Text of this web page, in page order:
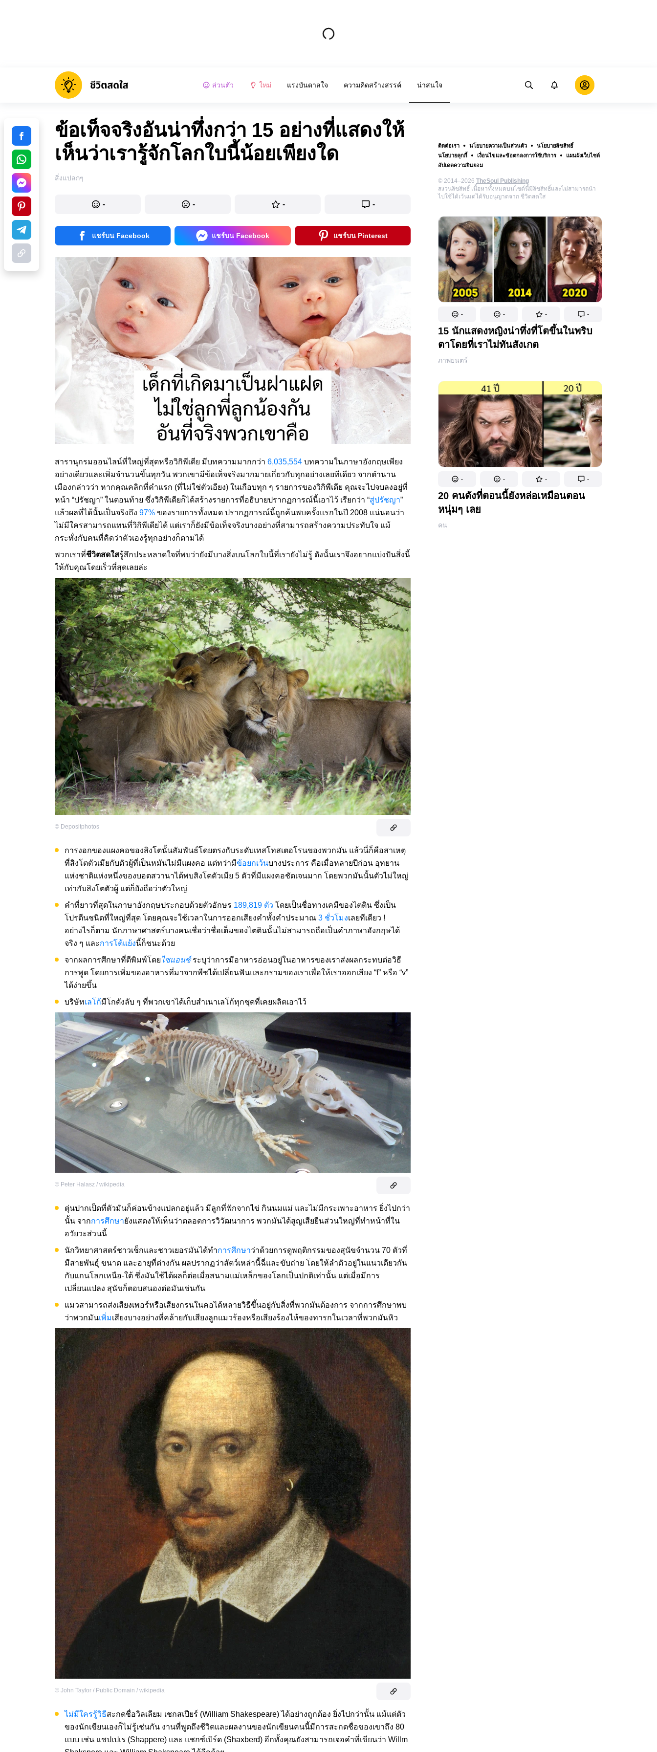
ส่วนตัว ใหม่ แรงบันดาลใจ ความคิดสร้างสรรค์ น่าสนใจ
ติดต่อเรา นโยบายความเป็นส่วนตัว
นโยบายลิขสิทธิ์
นโยบายคุกกี้
เงื่อนไขและข้อตกลงการใช้บริการ
แผนผังเว็บไซต์
อัปเดตความยินยอม
© 2014–2026 TheSoul Publishing
สงวนลิขสิทธิ์ เนื้อหาทั้งหมดบนไซต์นี้มีลิขสิทธิ์และไม่สามารถนำ
ไปใช้ได้เว้นแต่ได้รับอนุญาตจาก ชีวิตสดใส
- - - -
15 นักแสดงหญิงน่าทึ่งที่โตขึ้นในพริบ
ตาโดยที่เราไม่ทันสังเกต
ภาพยนตร์
- - - -
20 คนดังที่ตอนนี้ยังหล่อเหมือนตอน
หนุ่มๆ เลย
คน
ข้อเท็จจริงอันน่าทึ่งกว่า 15 อย่างที่แสดงให้
เห็นว่าเรารู้จักโลกใบนี้น้อยเพียงใด
สิ่งแปลกๆ
- - - -
แชร์บน Facebook แชร์บน Facebook แชร์บน Pinterest
สารานุกรมออนไลน์ที่ใหญ่ที่สุดหรือวิกิพีเดีย มีบทความมากกว่า 6,035,554 บทความในภาษาอังกฤษเพียง
อย่างเดียวและเพิ่มจำนวนขึ้นทุกวัน พวกเขามีข้อเท็จจริงมากมายเกี่ยวกับทุกอย่างเลยทีเดียว จากตำนาน
เมืองกล่าวว่า หากคุณคลิกที่คำแรก (ที่ไม่ใช่ตัวเอียง) ในเกือบทุก ๆ รายการของวิกิพีเดีย คุณจะไปจบลงอยู่ที่
หน้า “ปรัชญา” ในตอนท้าย ซึ่งวิกิพีเดียก็ได้สร้างรายการที่อธิบายปรากฏการณ์นี้เอาไว้ เรียกว่า “สู่ปรัชญา”
แล้วผลที่ได้นั้นเป็นจริงถึง 97% ของรายการทั้งหมด ปรากฏการณ์นี้ถูกค้นพบครั้งแรกในปี 2008 แน่นอนว่า
ไม่มีใครสามารถแทนที่วิกิพีเดียได้ แต่เราก็ยังมีข้อเท็จจริงบางอย่างที่สามารถสร้างความประทับใจ แม้
กระทั่งกับคนที่คิดว่าตัวเองรู้ทุกอย่างก็ตามได้
พวกเราที่ชีวิตสดใสรู้สึกประหลาดใจที่พบว่ายังมีบางสิ่งบนโลกใบนี้ที่เรายังไม่รู้ ดังนั้นเราจึงอยากแบ่งปันสิ่งนี้
ให้กับคุณโดยเร็วที่สุดเลยล่ะ
© Depositphotos
การงอกของแผงคอของสิงโตนั้นสัมพันธ์โดยตรงกับระดับเทสโทสเตอโรนของพวกมัน แล้วนี่ก็คือสาเหตุ
ที่สิงโตตัวเมียกับตัวผู้ที่เป็นหมันไม่มีแผงคอ แต่ทว่ามีข้อยกเว้นบางประการ คือเมื่อหลายปีก่อน อุทยาน
แห่งชาติแห่งหนึ่งของบอตสวานาได้พบสิงโตตัวเมีย 5 ตัวที่มีแผงคอชัดเจนมาก โดยพวกมันนั้นตัวไม่ใหญ่
เท่ากับสิงโตตัวผู้ แต่ก็ยังถือว่าตัวใหญ่
คำที่ยาวที่สุดในภาษาอังกฤษประกอบด้วยตัวอักษร 189,819 ตัว โดยเป็นชื่อทางเคมีของไตติน ซึ่งเป็น
โปรตีนชนิดที่ใหญ่ที่สุด โดยคุณจะใช้เวลาในการออกเสียงคำทั้งคำประมาณ 3 ชั่วโมงเลยทีเดียว !
อย่างไรก็ตาม นักภาษาศาสตร์บางคนเชื่อว่าชื่อเต็มของไตตินนั้นไม่สามารถถือเป็นคำภาษาอังกฤษได้
จริง ๆ และการโต้แย้งนี้ก็ชนะด้วย
จากผลการศึกษาที่ตีพิมพ์โดยไซแอนซ์ระบุว่าการมีอาหารอ่อนอยู่ในอาหารของเราส่งผลกระทบต่อวิธี
การพูด โดยการเพิ่มของอาหารที่มาจากพืชได้เปลี่ยนฟันและกรามของเราเพื่อให้เราออกเสียง “f” หรือ “v”
ได้ง่ายขึ้น
บริษัทเลโก้มีโกดังลับ ๆ ที่พวกเขาได้เก็บสำเนาเลโก้ทุกชุดที่เคยผลิตเอาไว้
© Peter Halasz / wikipedia
ตุ่นปากเป็ดที่ตัวมันก็ค่อนข้างแปลกอยู่แล้ว มีลูกที่ฟักจากไข่ กินนมแม่ และไม่มีกระเพาะอาหาร ยิ่งไปกว่า
นั้น จากการศึกษายังแสดงให้เห็นว่าตลอดการวิวัฒนาการ พวกมันได้สูญเสียยีนส่วนใหญ่ที่ทำหน้าที่ใน
อวัยวะส่วนนี้
นักวิทยาศาสตร์ชาวเช็กและชาวเยอรมันได้ทำการศึกษาว่าด้วยการดูพฤติกรรมของสุนัขจำนวน 70 ตัวที่
มีสายพันธุ์ ขนาด และอายุที่ต่างกัน ผลปรากฏว่าสัตว์เหล่านี้ฉี่และขับถ่าย โดยให้ลำตัวอยู่ในแนวเดียวกัน
กับแกนโลกเหนือ-ใต้ ซึ่งมันใช้ได้ผลก็ต่อเมื่อสนามแม่เหล็กของโลกเป็นปกติเท่านั้น แต่เมื่อมีการ
เปลี่ยนแปลง สุนัขก็ตอบสนองต่อมันเช่นกัน
แมวสามารถส่งเสียงเพอร์หรือเสียงกรนในคอได้หลายวิธีขึ้นอยู่กับสิ่งที่พวกมันต้องการ จากการศึกษาพบ
ว่าพวกมันเพิ่มเสียงบางอย่างที่คล้ายกับเสียงลูกแมวร้องหรือเสียงร้องไห้ของทารกในเวลาที่พวกมันหิว
© John Taylor / Public Domain / wikipedia
ไม่มีใครรู้วิธีสะกดชื่อวิลเลียม เชกสเปียร์ (William Shakespeare) ได้อย่างถูกต้อง ยิ่งไปกว่านั้น แม้แต่ตัว
ของนักเขียนเองก็ไม่รู้เช่นกัน งานที่พูดถึงชีวิตและผลงานของนักเขียนคนนี้มีการสะกดชื่อของเขาถึง 80
แบบ เช่น แชปเปเร (Shappere) และ แชกซ์เบิร์ด (Shaxberd) อีกทั้งคุณยังสามารถเจอคำที่เขียนว่า Willm